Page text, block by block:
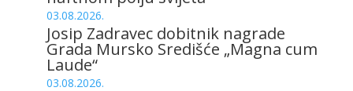
03.08.2026.
Josip Zadravec dobitnik nagrade
Grada Mursko Središće „Magna cum
Laude“
03.08.2026.